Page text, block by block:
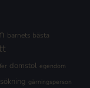
barnets bästa
domstol egendom
gärningsperson